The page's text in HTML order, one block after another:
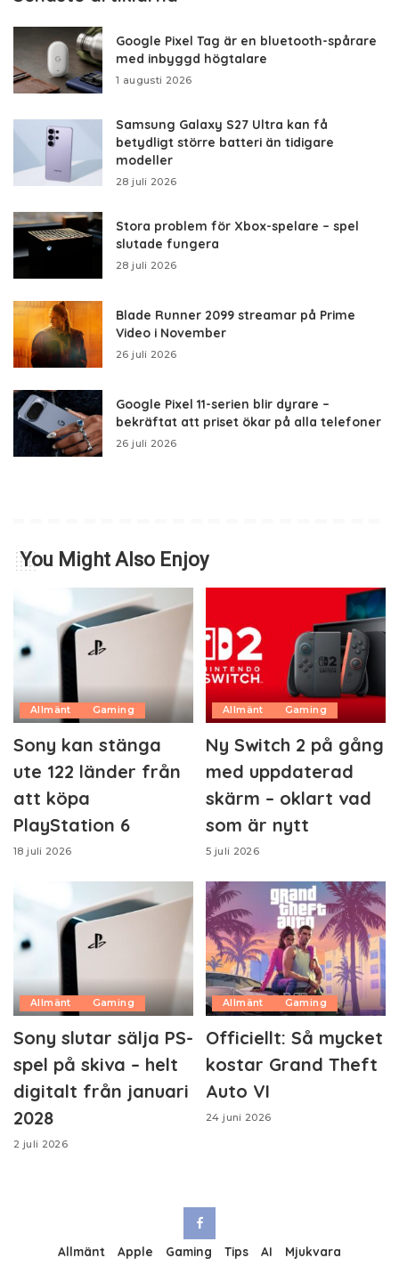
Google Pixel Tag är en bluetooth-spårare
med inbyggd högtalare
1 augusti 2026
Samsung Galaxy S27 Ultra kan få
betydligt större batteri än tidigare
modeller
28 juli 2026
Stora problem för Xbox-spelare – spel
slutade fungera
28 juli 2026
Blade Runner 2099 streamar på Prime
Video i November
26 juli 2026
Google Pixel 11-serien blir dyrare –
bekräftat att priset ökar på alla telefoner
26 juli 2026
You Might Also Enjoy
Allmänt Gaming
Sony kan stänga
ute 122 länder från
att köpa
PlayStation 6
18 juli 2026
Allmänt Gaming
Ny Switch 2 på gång
med uppdaterad
skärm – oklart vad
som är nytt
5 juli 2026
Allmänt Gaming
Sony slutar sälja PS-
spel på skiva – helt
digitalt från januari
2028
2 juli 2026
Allmänt Gaming
Officiellt: Så mycket
kostar Grand Theft
Auto VI
24 juni 2026
Allmänt Apple Gaming Tips AI Mjukvara